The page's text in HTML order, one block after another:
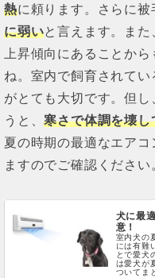
熱に頼ります。さらに
に弱いと言えます。ま
上昇傾向にあることか
ね。室内で飼育されて
がとても大切です。但
うと、寒さで体調を壊し
夏の時期の最適なエア
ますのでご確認ください
犬に最
意！
室内犬の
には有難
とで愛犬
は愛犬が
ついてま